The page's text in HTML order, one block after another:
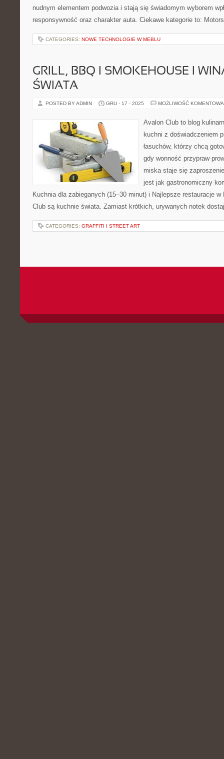
nudnym elementem podwozia i stają się świadomym wyborem
responsywność oraz charakter auta. Ciekawe kategorie to:
CATEGORIES: NOWE TECHNOLOGIE W MEBLU
GRILL, BBQ I SMOKEHOUSE I
ŚWIATA
POSTED BY ADMIN GRU - 17 - 2025 MOŻLIWOŚĆ
Avalon Club to blog
kuchni z doświadczeniem
łasuchów, którzy chcą
gdy wonność przypraw
miska staje się
jest jak gastronomiczny
Kuchnia dla zabieganych (15–30 minut) i Najlepsze restauracje w
Club są kuchnie świata. Zamiast krótkich, urywanych notek
CATEGORIES: GRAFFITI I STREET ART